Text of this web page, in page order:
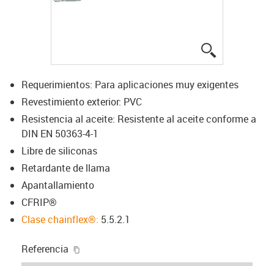
Requerimientos: Para aplicaciones muy exigentes
Revestimiento exterior: PVC
Resistencia al aceite: Resistente al aceite conforme a
DIN EN 50363-4-1
Libre de siliconas
Retardante de llama
Apantallamiento
CFRIP®
Clase chainflex®: 5.5.2.1
Referencia